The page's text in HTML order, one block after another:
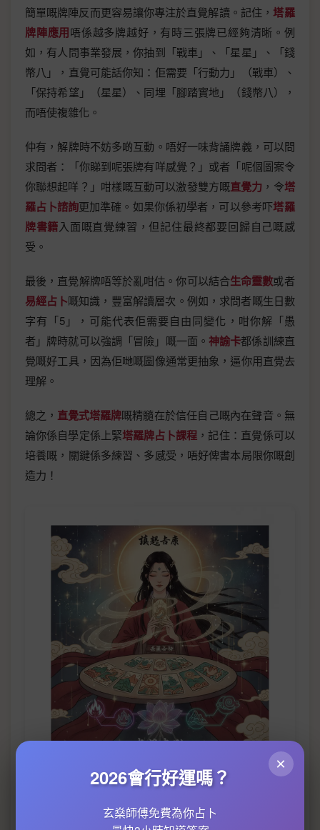
簡單嘅牌陣反而更容易讓你專注於直覺解讀。記住， 塔羅
牌陣應用唔係越多牌越好，有時三張牌已經夠清晰。例
如，有人問事業發展，你抽到「戰車」、「星星」、「錢
幣八」，直覺可能話你知：佢需要「行動力」（戰車）、
「保持希望」（星星）、同埋「腳踏實地」（錢幣八），
而唔使複雜化。
仲有，解牌時不妨多啲互動。唔好一味背誦牌義，可以問
求問者：「你睇到呢張牌有咩感覺？」或者「呢個圖案令
你聯想起咩？」咁樣嘅互動可以激發雙方嘅直覺力 ，令塔
羅占卜諮詢更加準確。如果你係初學者，可以參考吓塔羅
牌書籍入面嘅直覺練習，但記住最終都要回歸自己嘅感
受。
最後，直覺解牌唔等於亂咁估。你可以結合生命靈數或者
易經占卜嘅知識，豐富解讀層次。例如，求問者嘅生日數
字有「5」，可能代表佢需要自由同變化，咁你解「愚
者」牌時就可以強調「冒險」嘅一面。 神諭卡都係訓練直
覺嘅好工具，因為佢哋嘅圖像通常更抽象，逼你用直覺去
理解。
總之， 直覺式塔羅牌嘅精髓在於信任自己嘅內在聲音。無
論你係自學定係上緊塔羅牌占卜課程 ，記住：直覺係可以
培養嘅，關鍵係多練習、多感受，唔好俾書本局限你嘅創
造力！
×
2026會行好運嗎？
玄燊師傅免費為你占卜